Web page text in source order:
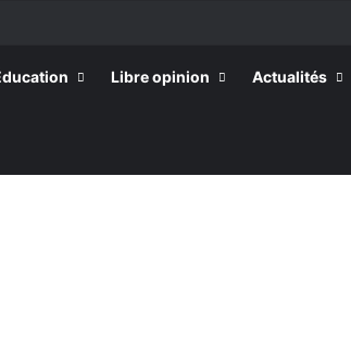
Libre opinion Actualités